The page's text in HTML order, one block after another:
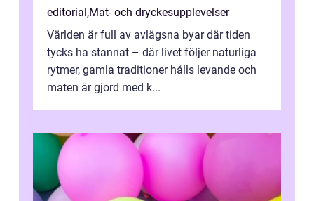
editorial,Mat- och dryckesupplevelser
Världen är full av avlägsna byar där tiden
tycks ha stannat – där livet följer naturliga
rytmer, gamla traditioner hålls levande och
maten är gjord med k...